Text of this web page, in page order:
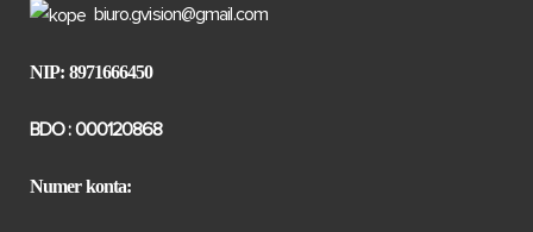
biuro.gvision@gmail.com
NIP: 8971666450
BDO : 000120868
Numer konta: